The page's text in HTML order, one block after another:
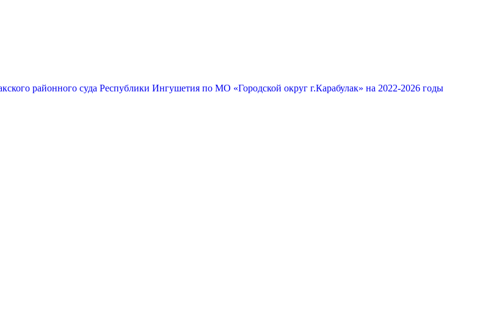
районного суда Республики Ингушетия по МО «Городской округ г.Карабулак» на 2022-2026 годы